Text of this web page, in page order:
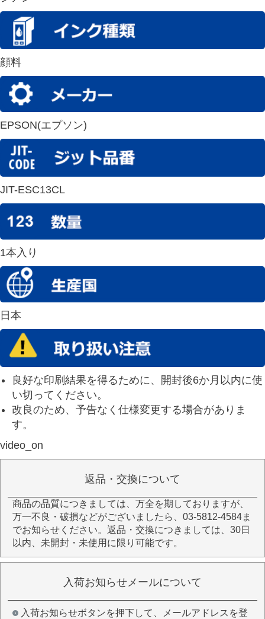
顔料
EPSON(エプソン)
JIT-ESC13CL
1本入り
日本
良好な印刷結果を得るために、開封後6か月以内に使
い切ってください。
改良のため、予告なく仕様変更する場合がありま
す。
video_on
返品・交換について
商品の品質につきましては、万全を期しておりますが、
万一不良・破損などがございましたら、03-5812-4584ま
でお知らせください。返品・交換につきましては、30日
以内、未開封・未使用に限り可能です。
入荷お知らせメールについて
入荷お知らせボタンを押下して、メールアドレスを登